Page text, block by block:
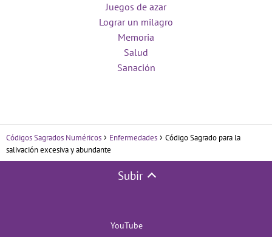
Juegos de azar
Lograr un milagro
Memoria
Salud
Sanación
Códigos Sagrados Numéricos Enfermedades
Código Sagrado para la
salivación excesiva y abundante
Subir
YouTube